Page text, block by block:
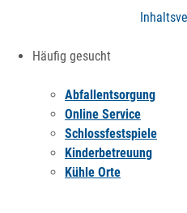
Häufig gesucht
Abfallentsorgung
Online Service
Schlossfestspiele
Kinderbetreuung
Kühle Orte